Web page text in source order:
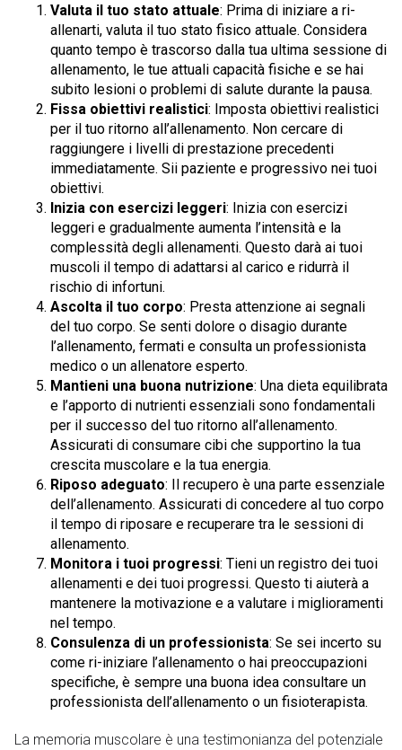
Valuta il tuo stato attuale: Prima di iniziare a ri-
allenarti, valuta il tuo stato fisico attuale. Considera
quanto tempo è trascorso dalla tua ultima sessione di
allenamento, le tue attuali capacità fisiche e se hai
subito lesioni o problemi di salute durante la pausa.
Fissa obiettivi realistici: Imposta obiettivi realistici
per il tuo ritorno all’allenamento. Non cercare di
raggiungere i livelli di prestazione precedenti
immediatamente. Sii paziente e progressivo nei tuoi
obiettivi.
Inizia con esercizi leggeri: Inizia con esercizi
leggeri e gradualmente aumenta l’intensità e la
complessità degli allenamenti. Questo darà ai tuoi
muscoli il tempo di adattarsi al carico e ridurrà il
rischio di infortuni.
Ascolta il tuo corpo: Presta attenzione ai segnali
del tuo corpo. Se senti dolore o disagio durante
l’allenamento, fermati e consulta un professionista
medico o un allenatore esperto.
Mantieni una buona nutrizione: Una dieta equilibrata
e l’apporto di nutrienti essenziali sono fondamentali
per il successo del tuo ritorno all’allenamento.
Assicurati di consumare cibi che supportino la tua
crescita muscolare e la tua energia.
Riposo adeguato: Il recupero è una parte essenziale
dell’allenamento. Assicurati di concedere al tuo corpo
il tempo di riposare e recuperare tra le sessioni di
allenamento.
Monitora i tuoi progressi: Tieni un registro dei tuoi
allenamenti e dei tuoi progressi. Questo ti aiuterà a
mantenere la motivazione e a valutare i miglioramenti
nel tempo.
Consulenza di un professionista: Se sei incerto su
come ri-iniziare l’allenamento o hai preoccupazioni
specifiche, è sempre una buona idea consultare un
professionista dell’allenamento o un fisioterapista.
La memoria muscolare è una testimonianza del potenziale